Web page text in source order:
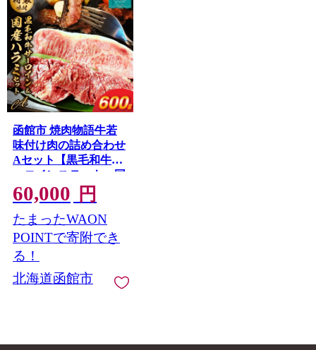
函館市 焼肉物語牛若
味付け肉の詰め合わせ
Aセット【黒毛和牛サ
ーロインステーキ・国
産ハラミ】_HD048-
003
60,000 円
たまったWAON
POINTで寄附でき
る！
北海道函館市